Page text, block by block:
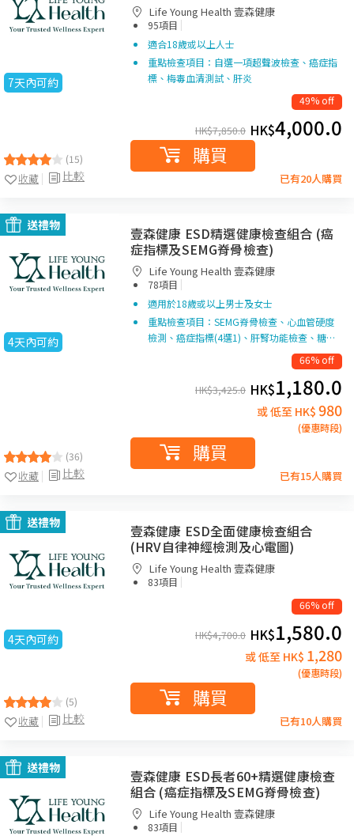
7天內可約
(15)
比較
收藏
Life Young Health 壹森健康
95項目 |
適合18歲或以上人士
重點檢查項目：自選一項超聲波檢查、癌症指
標、梅毒血清測試、肝炎
49% off
HK$7,850.0 HK$4,000.0
購買
已有20人購買
送禮物
4天內可約
(36)
比較
收藏
壹森健康 ESD精選健康檢查組合 (癌
症指標及SEMG脊骨檢查)
Life Young Health 壹森健康
78項目 |
適用於18歲或以上男士及女士
重點檢查項目：SEMG脊骨檢查、心血管硬度
檢測、癌症指標(4選1)、肝腎功能檢查、糖…
66% off
HK$3,425.0 HK$1,180.0
或 低至 HK$ 980
(優惠時段)
購買
已有15人購買
送禮物
4天內可約
(5)
比較
收藏
壹森健康 ESD全面健康檢查組合
(HRV自律神經檢測及心電圖)
Life Young Health 壹森健康
83項目 |
66% off
HK$4,700.0 HK$1,580.0
或 低至 HK$ 1,280
(優惠時段)
購買
已有10人購買
送禮物
壹森健康 ESD長者60+精選健康檢查
組合 (癌症指標及SEMG脊骨檢查)
Life Young Health 壹森健康
83項目 |